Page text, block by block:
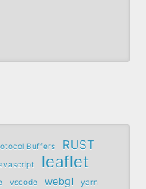
Buffers RUST
leaflet
vscode webgl
yarn